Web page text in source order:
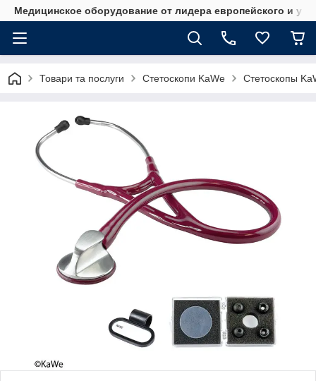
Медицинское оборудование от лидера европейского и
Товари та послуги Стетоскопи KaWe Стетоскопы